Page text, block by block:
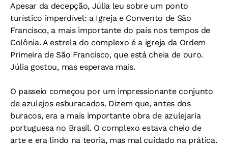
Apesar da decepção, Júlia leu sobre um ponto
turístico imperdível: a Igreja e Convento de São
Francisco, a mais importante do país nos tempos de
Colônia. A estrela do complexo é a igreja da Ordem
Primeira de São Francisco, que está cheia de ouro.
Júlia gostou, mas esperava mais.
O passeio começou por um impressionante conjunto
de azulejos esburacados. Dizem que, antes dos
buracos, era a mais importante obra de azulejaria
portuguesa no Brasil. O complexo estava cheio de
arte e era lindo na teoria, mas mal cuidado na prática.